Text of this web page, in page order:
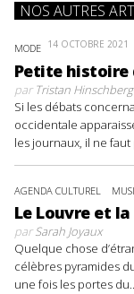
NOS AUTRES
MODE 14 OCTOBRE 2021
Petite histoire
parTristan
Si les débats
occidentale
les journaux, il ne faut
AGENDA CULTUREL
Le Louvre et
parSarah Joyaux
Quelque chose
célèbres pyramides
une fois les portes